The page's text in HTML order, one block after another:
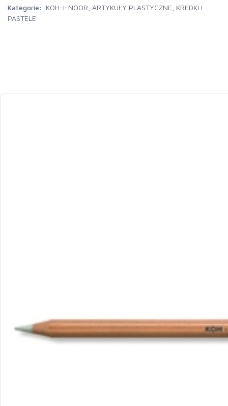
Kategorie:
KOH-I-NOOR ARTYKUŁY PLASTYCZNE KREDKI I
PASTELE